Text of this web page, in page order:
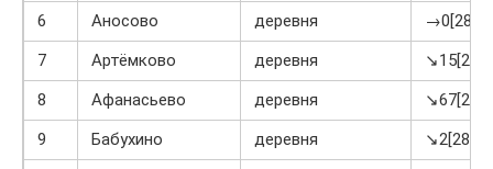
6
Аносово деревня
→0[28]
7
Артёмково деревня
↘15[28]
8
Афанасьево деревня
↘67[28]
9
Бабухино деревня ↘2[28]